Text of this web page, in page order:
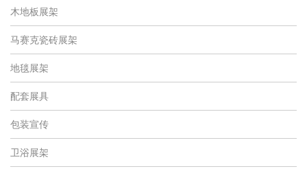
木地板展架
马赛克瓷砖展架
地毯展架
配套展具
包装宣传
卫浴展架